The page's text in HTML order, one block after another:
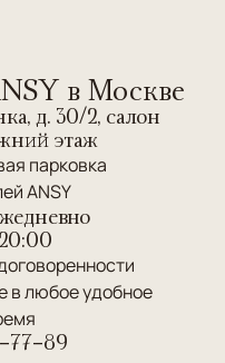
в Москве
д. 30/2, салон
этаж
парковка
ANSY
в любое удобное
77-89